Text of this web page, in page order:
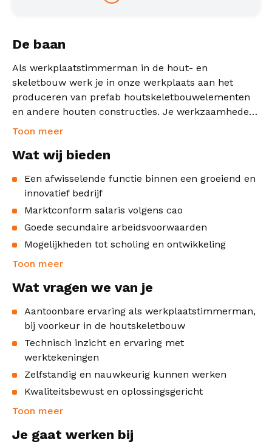
De baan
Als werkplaatstimmerman in de hout- en
skeletbouw werk je in onze werkplaats aan het
produceren van prefab houtskeletbouwelementen
en andere houten constructies. Je werkzaamheden
bestaan onder andere uit:
Toon meer
Wat wij bieden
Een afwisselende functie binnen een groeiend en
innovatief bedrijf
Marktconform salaris volgens cao
Goede secundaire arbeidsvoorwaarden
Mogelijkheden tot scholing en ontwikkeling
Toon meer
Wat vragen we van je
Aantoonbare ervaring als werkplaatstimmerman,
bij voorkeur in de houtskeletbouw
Technisch inzicht en ervaring met
werktekeningen
Zelfstandig en nauwkeurig kunnen werken
Kwaliteitsbewust en oplossingsgericht
Toon meer
Je gaat werken bij